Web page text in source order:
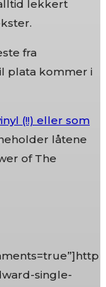
lekkert
fra
plata kommer i
(!!) eller som
låtene
of The
single-